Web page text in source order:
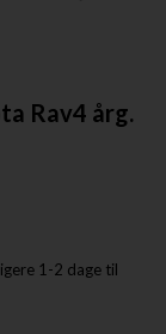
Rav4 årg.
1-2 dage til